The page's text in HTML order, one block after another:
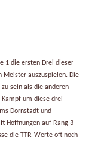
1 die ersten Drei dieser
Meister auszuspielen. Die
sein als die anderen
um diese drei
Dornstadt und
Hoffnungen auf Rang 3
die TTR-Werte oft noch